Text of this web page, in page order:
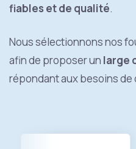
fiables et de qualité.
Nous sélectionnons nos
afin de proposer un large
répondant aux besoins de